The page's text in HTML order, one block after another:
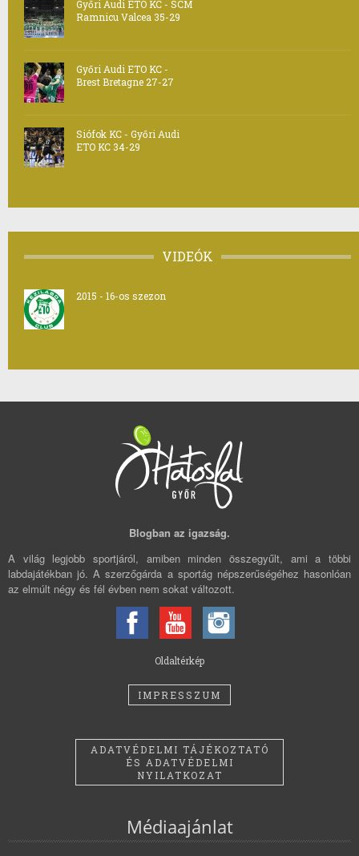
Győri Audi ETO KC - SCM
Ramnicu Valcea 35-29
Győri Audi ETO KC -
Brest Bretagne 27-27
Siófok KC - Győri Audi
ETO KC 34-29
VIDEÓK
2015 - 16-os szezon
Blogban az igazság.
A világ legjobb sportjáról, amiben minden összegyűlt, ami a többi
labdajátékban jó. A szerzőgárda a sportág népszerűségéhez hasonlóan
az elmúlt négy és fél évben nem sokat változott.
Oldaltérkép
IMPRESSZUM
ADATVÉDELMI TÁJÉKOZTATÓ
ÉS ADATVÉDELMI
NYILATKOZAT
Médiaajánlat